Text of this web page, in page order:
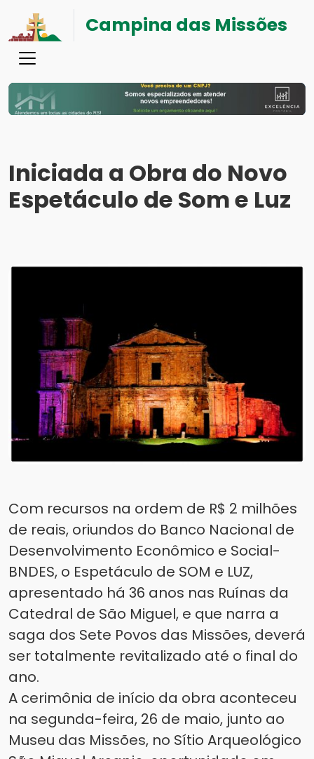
Campina das Missões
Iniciada a Obra do Novo
Espetáculo de Som e Luz
Com recursos na ordem de R$ 2 milhões
de reais, oriundos do Banco Nacional de
Desenvolvimento Econômico e Social-
BNDES, o Espetáculo de SOM e LUZ,
apresentado há 36 anos nas Ruínas da
Catedral de São Miguel, e que narra a
saga dos Sete Povos das Missões, deverá
ser totalmente revitalizado até o final do
ano.
A cerimônia de início da obra aconteceu
na segunda-feira, 26 de maio, junto ao
Museu das Missões, no Sítio Arqueológico